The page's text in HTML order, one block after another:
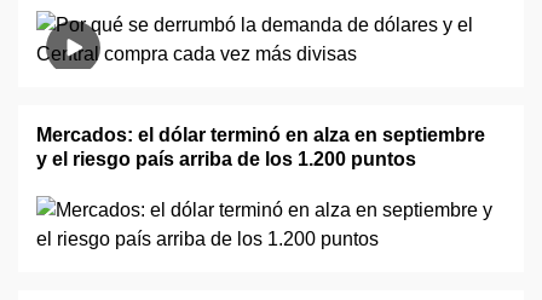
Mercados: el dólar terminó en alza en septiembre
y el riesgo país arriba de los 1.200 puntos